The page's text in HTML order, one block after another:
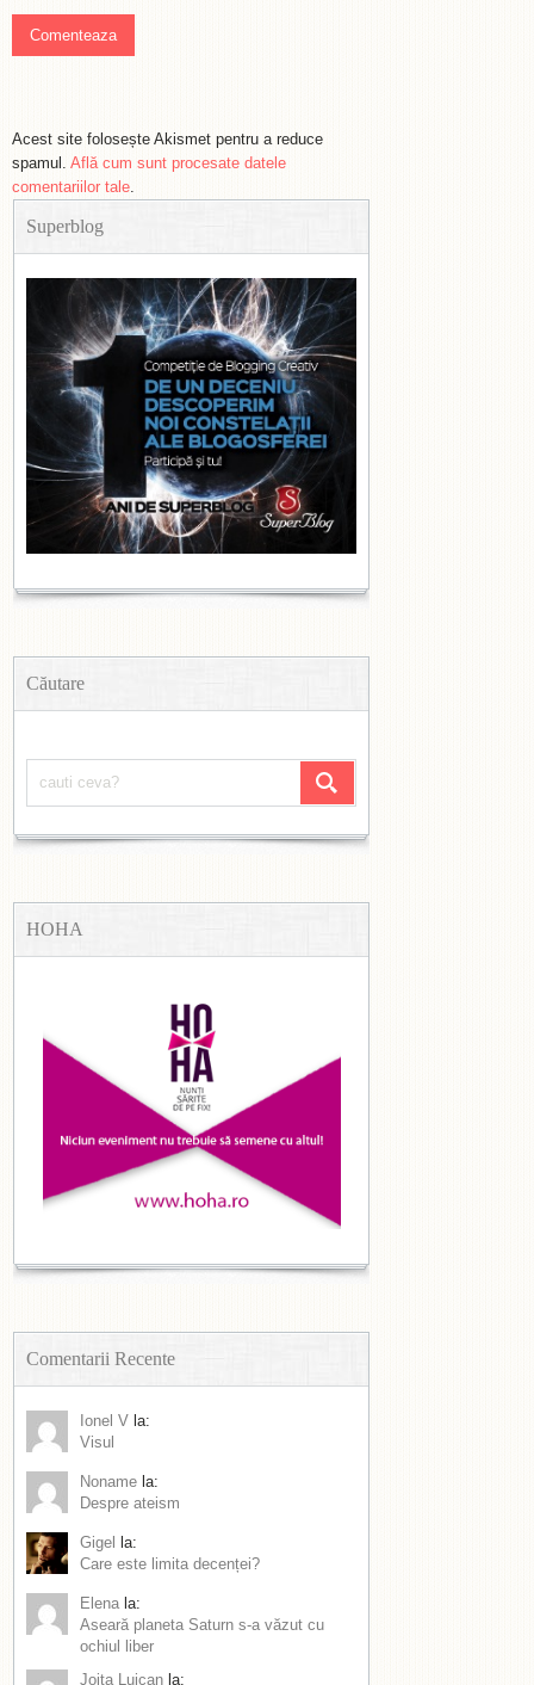
Acest site folosește Akismet pentru a reduce
spamul. Află cum sunt procesate datele
comentariilor tale.
Superblog
Căutare
HOHA
Comentarii Recente
Ionel V la:
Visul
Noname la:
Despre ateism
Gigel
la:
Care este limita decenței?
Elena la:
Aseară planeta Saturn s-a văzut cu
ochiul liber
Joita Luican la: